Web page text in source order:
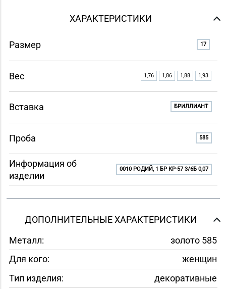
ХАРАКТЕРИСТИКИ
Размер 17
Вес 1,76 1,86 1,88 1,93
Вставка БРИЛЛИАНТ
Проба 585
Информация об
изделии
0010 РОДИЙ, 1 БР КР-57 3/6Б 0,07
ДОПОЛНИТЕЛЬНЫЕ ХАРАКТЕРИСТИКИ
Металл:
золото 585
Для кого:
женщин
Тип изделия:
декоративные